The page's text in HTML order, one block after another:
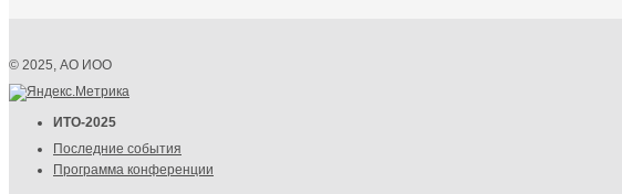
© 2025, АО ИОО
ИТО-2025
Последние события
Программа конференции